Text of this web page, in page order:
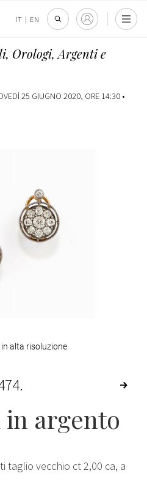
IT | EN
Orologi, Argenti e
25 GIUGNO 2020, ORE 14:30 •
alta risoluzione
argento
taglio vecchio ct 2,00 ca, a